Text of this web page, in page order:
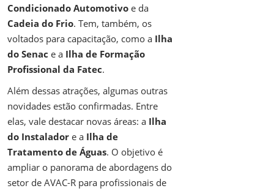
Condicionado Automotivo e da
Cadeia do Frio. Tem, também, os
voltados para capacitação, como a Ilha
do Senac e a Ilha de Formação
Profissional da Fatec.
Além dessas atrações, algumas outras
novidades estão confirmadas. Entre
elas, vale destacar novas áreas: a Ilha
do Instalador e a Ilha de
Tratamento de Águas. O objetivo é
ampliar o panorama de abordagens do
setor de AVAC-R para profissionais de